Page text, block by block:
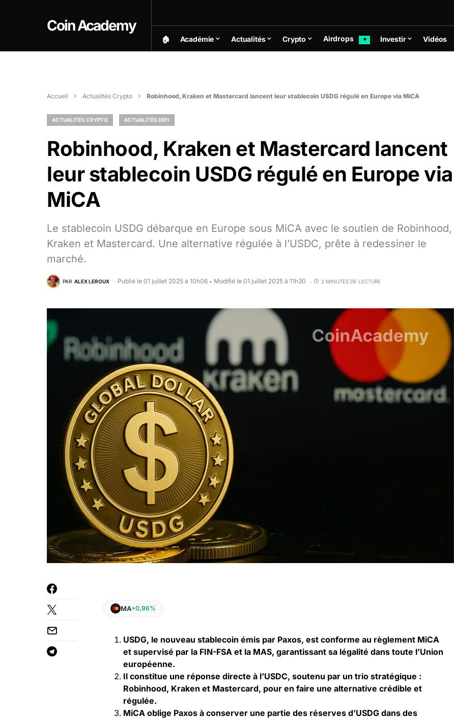
Coin Academy
🏠︎ Académie Actualités Crypto Airdrops ✦ Investir Vidéos
Accueil Actualités Crypto Robinhood, Kraken et Mastercard lancent leur stablecoin USDG régulé en Europe via MiCA
ACTUALITÉS CRYPTO ACTUALITÉS DEFI
Robinhood, Kraken et Mastercard lancent
leur stablecoin USDG régulé en Europe via
MiCA
Le stablecoin USDG débarque en Europe sous MiCA avec le soutien de Robinhood,
Kraken et Mastercard. Une alternative régulée à l’USDC, prête à redessiner le
marché.
PAR ALEX LEROUX Publié le 01 juillet 2025 à 10h06 • Modifié le 01 juillet 2025 à 11h30 2 MINUTES DE LECTURE
MA+0,96%
USDG, le nouveau stablecoin émis par Paxos, est conforme au règlement MiCA
et supervisé par la FIN-FSA et la MAS, garantissant sa légalité dans toute l’Union
européenne.
Il constitue une réponse directe à l’USDC, soutenu par un trio stratégique :
Robinhood, Kraken et Mastercard, pour en faire une alternative crédible et
régulée.
MiCA oblige Paxos à conserver une partie des réserves d’USDG dans des